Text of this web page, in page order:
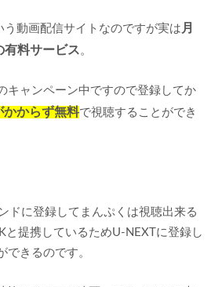
動画配信サイトなのですが実は 月
有料サービス。
キャンペーン中ですので登録してか
かからず無料で視聴することができ
ドに登録してまんぷくは視聴出来る
と提携しているためU-NEXTに登録し
できるのです。